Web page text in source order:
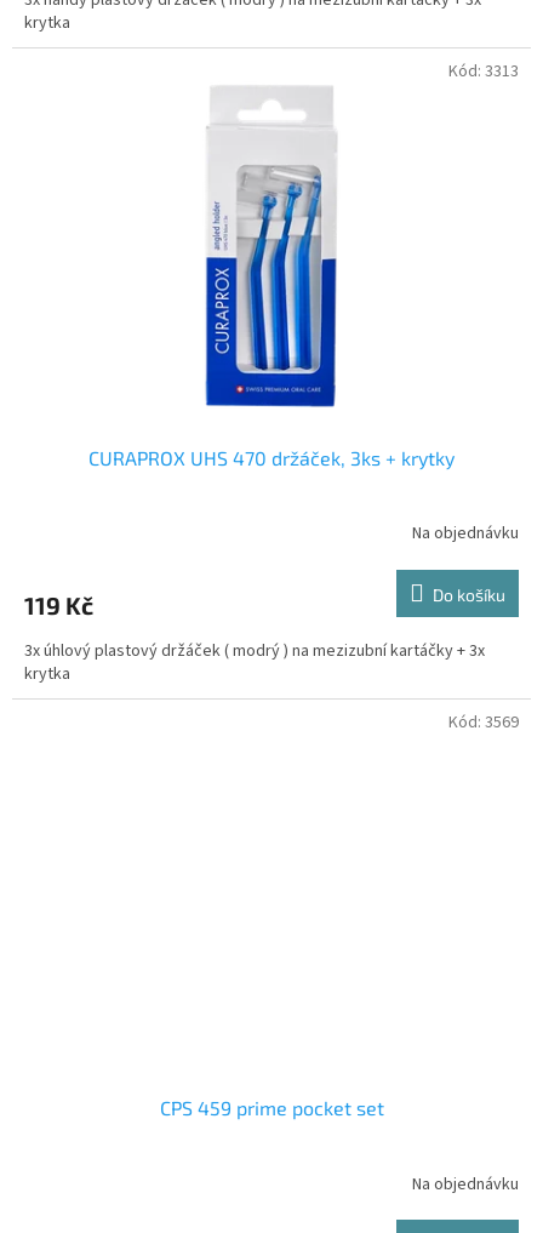
krytka
CURAPROX UHS 470 držáček, 3ks + krytky
Na objednávku
119 Kč Do košíku
3x úhlový plastový držáček ( modrý ) na mezizubní kartáčky + 3x
krytka
Kód: 3313
CPS 459 prime pocket set
Na objednávku
Kód: 3569